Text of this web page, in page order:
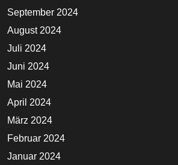
September 2024
August 2024
Juli 2024
Juni 2024
Mai 2024
April 2024
März 2024
Februar 2024
Januar 2024